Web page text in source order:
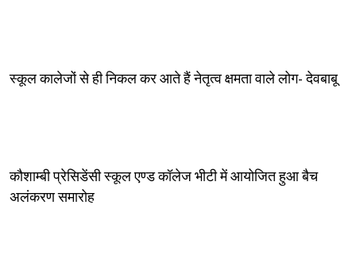
स्कूल कालेजों से ही निकल कर आते हैं नेतृत्व क्षमता वाले लोग- देवबाबू
कौशाम्बी प्रेसिडेंसी स्कूल एण्ड कॉलेज भीटी में आयोजित हुआ बैच
अलंकरण समारोह